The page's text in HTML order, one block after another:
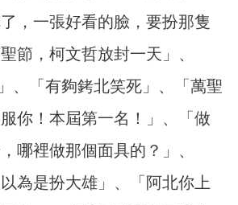
，一張好看的臉，要扮那隻
節，柯文哲放封一天」、
、「有夠銬北笑死」、「萬聖
你！本屆第一名！」、「做
哪裡做那個面具的？」、
以為是扮大雄」、「阿北你上